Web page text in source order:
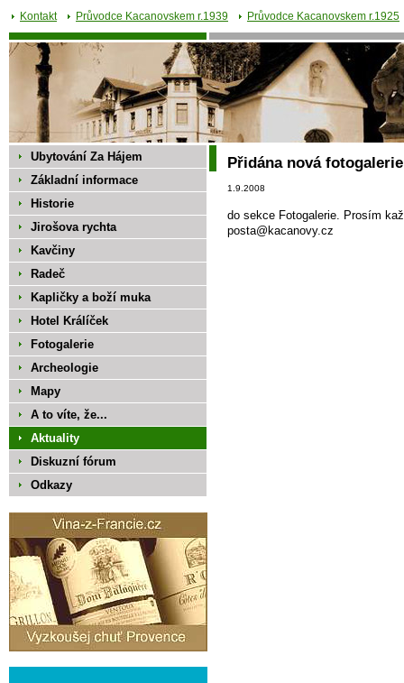
Kontakt Průvodce Kacanovskem r.1939 Průvodce Kacanovskem r.1925
Přidána nová
1.9.2008
do sekce Fotogalerie. Prosím
posta@kacanovy.cz
Ubytování Za Hájem
Základní informace
Historie
Jirošova rychta
Kavčiny
Radeč
Kapličky a boží muka
Hotel Králíček
Fotogalerie
Archeologie
Mapy
A to víte, že...
Aktuality
Diskuzní fórum
Odkazy